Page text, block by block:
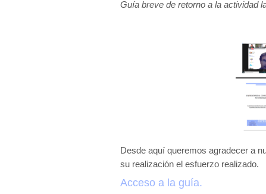
Guía breve de retorno a la actividad
Desde aquí queremos agradecer a
su realización el esfuerzo realizado.
Acceso a la guía.